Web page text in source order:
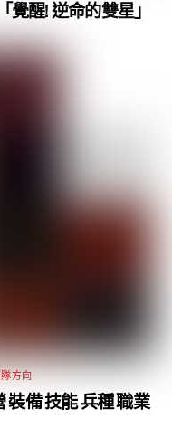
覺醒! 逆命的雙星」
方向
裝備 技能 兵種 職業